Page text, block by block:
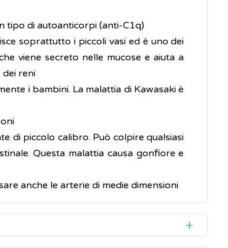
tipo di autoanticorpi (anti-C1q)
soprattutto i piccoli vasi ed è uno dei
viene secreto nelle mucose e aiuta a
dei reni
i bambini. La malattia di Kawasaki è
di piccolo calibro. Può colpire qualsiasi
Questa malattia causa gonfiore e
anche le arterie di medie dimensioni